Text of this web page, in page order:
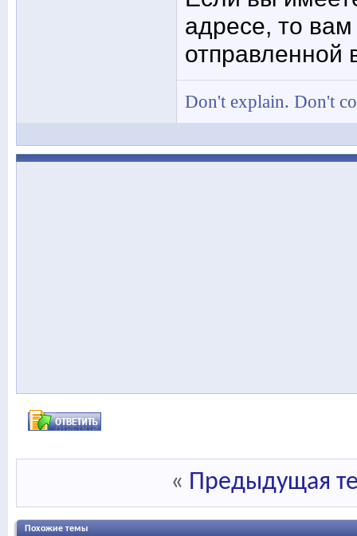
адресе, то
отправленной
Don't explain. Don't
« Предыдущая
Похожие темы